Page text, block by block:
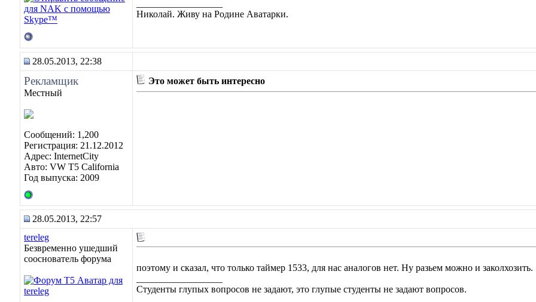
Николай. Живу на Родине Аватарки.
28.05.2013, 22:38
Рекламщик
Местный
Сообщений: 1,200
Регистрация: 21.12.2012
Адрес: InternetCity
Авто: VW T5 California
Год выпуска: 2009
Это может быть интересно
28.05.2013, 22:57
tereleg
Безвременно ушедший
сооснователь форума
поэтому и сказал, что только таймер 1533, для нас аналогов нет. Ну разьем можно и заколхозить.
Студенты глупых вопросов не задают, это глупые студенты не задают вопросов.